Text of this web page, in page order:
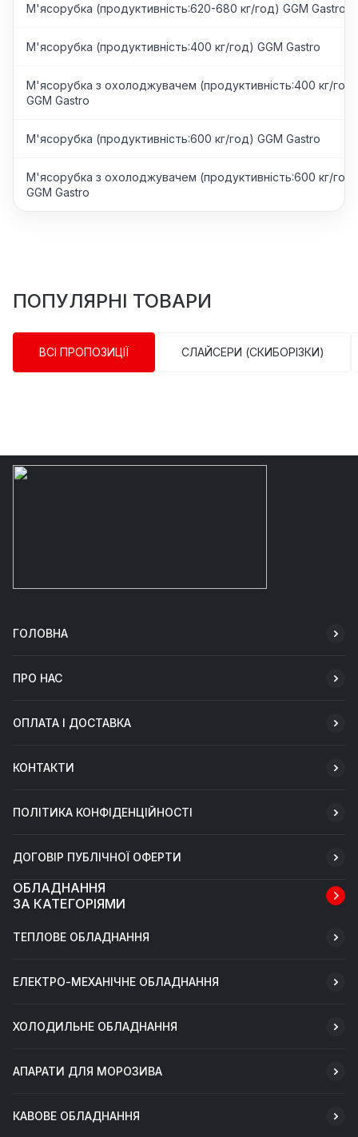
М'ясорубка (продуктивність:620-680 кг/год) GGM Gastro
М'ясорубка (продуктивність:400 кг/год) GGM Gastro
М'ясорубка з охолоджувачем (продуктивність:400 кг/год)
GGM Gastro
М'ясорубка (продуктивність:600 кг/год) GGM Gastro
М'ясорубка з охолоджувачем (продуктивність:600 кг/год)
GGM Gastro
ПОПУЛЯРНІ ТОВАРИ
ВСІ ПРОПОЗИЦІЇ СЛАЙСЕРИ (СКИБОРІЗКИ)
ГОЛОВНА
ПРО НАС
ОПЛАТА І ДОСТАВКА
КОНТАКТИ
ПОЛІТИКА КОНФІДЕНЦІЙНОСТІ
ДОГОВІР ПУБЛІЧНОЇ ОФЕРТИ
ОБЛАДНАННЯ
ЗА КАТЕГОРІЯМИ
ТЕПЛОВЕ ОБЛАДНАННЯ
ЕЛЕКТРО-МЕХАНІЧНЕ ОБЛАДНАННЯ
ХОЛОДИЛЬНЕ ОБЛАДНАННЯ
АПАРАТИ ДЛЯ МОРОЗИВА
КАВОВЕ ОБЛАДНАННЯ